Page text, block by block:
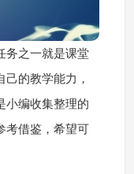
务之一就是课堂
的教学能力，
小编收集整理的
考借鉴，希望可